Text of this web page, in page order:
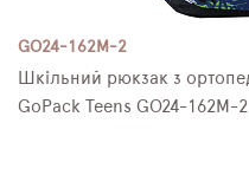
GO24-162M-2
Шкільний рюкзак з ортопедичною спинкою для хлопчика
GoPack Teens GO24-162M-2